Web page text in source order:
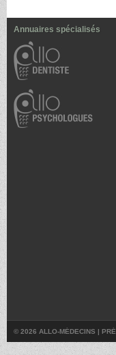
Annuaires spécialisés
© 2026 ALLO-MÉDECINS |